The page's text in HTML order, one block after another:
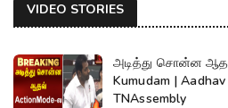
VIDEO STORIES
அடித்து சொன்ன
Kumudam |
TNAssembly